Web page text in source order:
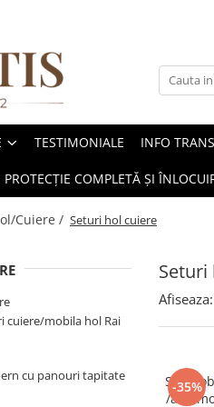
TESTIMONIALE INFO
COMPLETĂ ȘI
Cuiere / Seturi hol cuiere
Seturi
cuiere/mobila hol Rai
cu panouri tapitate
Afiseaza:
-35%
Set mobilier Hol
/alb